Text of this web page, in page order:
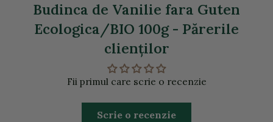
Budinca de Vanilie fara Guten
Ecologica/BIO 100g - Părerile
clienţilor
Fii primul care scrie o recenzie
Scrie o recenzie